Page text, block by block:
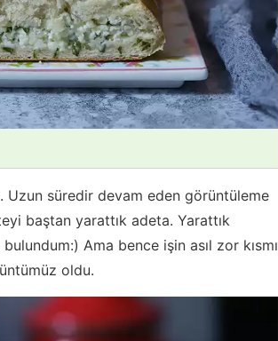
Uzun süredir devam eden görüntüleme
baştan yarattık adeta. Yarattık
Ama bence işin asıl zor kısmı
oldu.